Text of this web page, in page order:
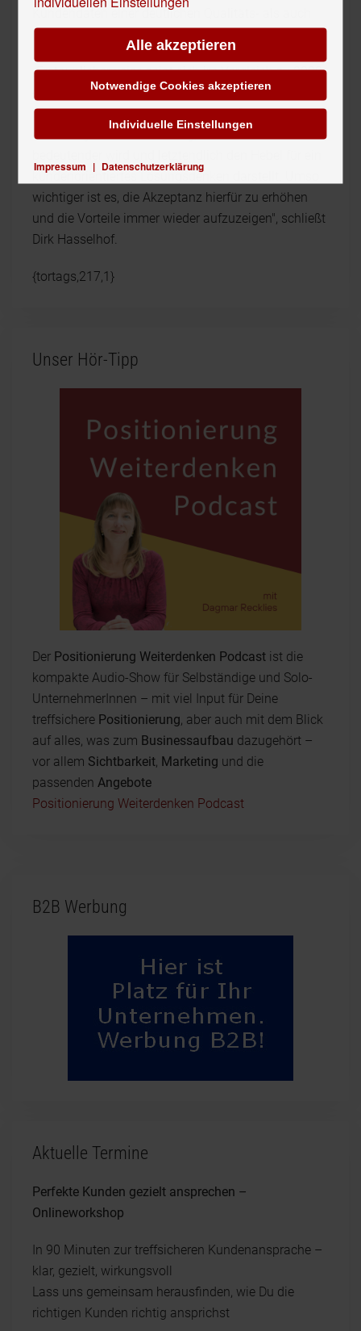
Kundendaten einer deutlichen Qualitäts- als auch
der Anwendungsoptimierung.
„Erstaunlicherweise zeigt sich im Vergleich zu 2008
eine zurückhaltende Beurteilung des konkreten
Nutzens der Kundensegmentierung. Dabei sind sich
die Befragten durchaus einig, dass sie immer
kundenorientiertes Lösungsdenken darstellt. Umso
wichtiger ist es, die Akzeptanz hierfür zu erhöhen
und die Vorteile immer wieder aufzuzeigen", schließt
Dirk Hasselhof.
{tortags,217,1}
Unser Hör-Tipp
Der Positionierung Weiterdenken Podcast ist die
kompakte Audio-Show für Selbständige und Solo-
UnternehmerInnen – mit viel Input für Deine
treffsichere Positionierung , aber auch mit dem Blick
auf alles, was zum Businessaufbau dazugehört –
vor allem Sichtbarkeit Marketing und die
passenden Angebote
Positionierung Weiterdenken Podcast
B2B Werbung
Aktuelle Termine
Perfekte Kunden gezielt ansprechen –
Onlineworkshop
In 90 Minuten zur treffsicheren Kundenansprache –
klar, gezielt, wirkungsvoll
Lass uns gemeinsam herausfinden, wie Du die
richtigen Kunden richtig ansprichst
Alle akzeptieren
Notwendige Cookies akzeptieren
Impressum | Datenschutzerklärung
Individuelle Einstellungen